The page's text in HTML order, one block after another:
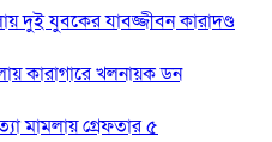
দুই যুবকের যাবজ্জীবন কারাদণ্ড
কারাগারে খলনায়ক ডন
মামলায় গ্রেফতার ৫